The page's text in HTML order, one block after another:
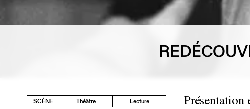
SCÈNE Théâtre Lecture
Présentation